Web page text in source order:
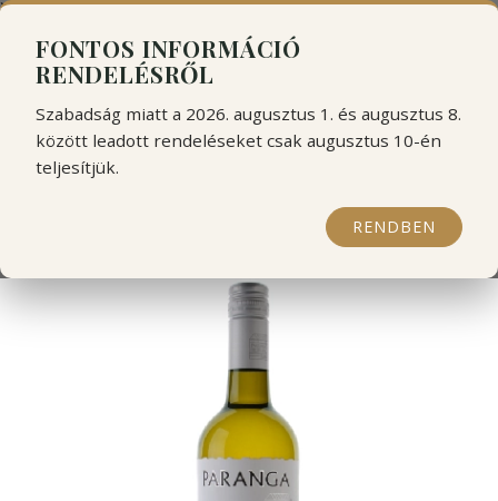
```html
FONTOS INFORMÁCIÓ
RENDELÉSRŐL
Szabadság miatt a 2026. augusztus 1. és augusztus 8.
között leadott rendeléseket csak augusztus 10-én
teljesítjük.
RENDBEN
Kir-Yianni Paranga White